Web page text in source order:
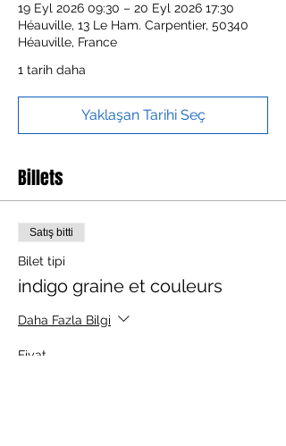
19 Eyl 2026 09:30 – 20 Eyl 2026 17:30
Héauville, 13 Le Ham. Carpentier, 50340
Héauville, France
1 tarih daha
Yaklaşan Tarihi Seç
Billets
Satış bitti
Bilet tipi
indigo graine et couleurs
Daha Fazla Bilgi
Fiyat